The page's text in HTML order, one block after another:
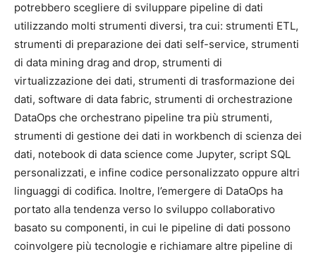
potrebbero scegliere di sviluppare pipeline di dati
utilizzando molti strumenti diversi, tra cui: strumenti ETL,
strumenti di preparazione dei dati self-service, strumenti
di data mining drag and drop, strumenti di
virtualizzazione dei dati, strumenti di trasformazione dei
dati, software di data fabric, strumenti di orchestrazione
DataOps che orchestrano pipeline tra più strumenti,
strumenti di gestione dei dati in workbench di scienza dei
dati, notebook di data science come Jupyter, script SQL
personalizzati, e infine codice personalizzato oppure altri
linguaggi di codifica. Inoltre, l’emergere di DataOps ha
portato alla tendenza verso lo sviluppo collaborativo
basato su componenti, in cui le pipeline di dati possono
coinvolgere più tecnologie e richiamare altre pipeline di